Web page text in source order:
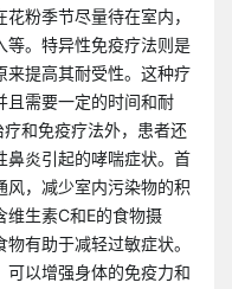
粉季节尽量待在室内，
等。特异性免疫疗法则是
来提高其耐受性。这种疗
且需要一定的时间和耐
和免疫疗法外，患者还
鼻炎引起的哮喘症状。首
风，减少室内污染物的积
维生素C和E的食物摄
有助于减轻过敏症状。
可以增强身体的免疫力和